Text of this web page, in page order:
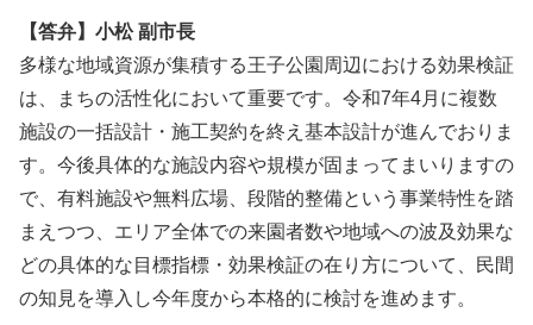
【答弁】小松 副市長
多様な地域資源が集積する王子公園周辺における効果検証
は、まちの活性化において重要です。令和7年4月に複数
施設の一括設計・施工契約を終え基本設計が進んでおりま
す。今後具体的な施設内容や規模が固まってまいりますの
で、有料施設や無料広場、段階的整備という事業特性を踏
まえつつ、エリア全体での来園者数や地域への波及効果な
どの具体的な目標指標・効果検証の在り方について、民間
の知見を導入し今年度から本格的に検討を進めます。